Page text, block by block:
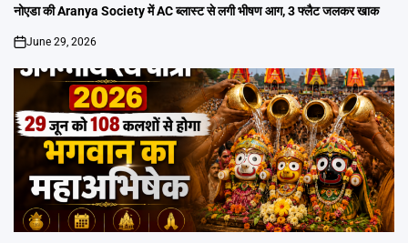
IN
नोएडा की Aranya Society में AC ब्लास्ट से लगी भीषण आग, 3 फ्लैट जलकर खाक
on
June 29, 2026